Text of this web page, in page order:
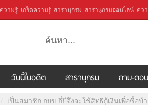
ความรู้ เกร็ดความรู้ สารานุกรม สารานุกรมออนไลน์ คว
วันนี้ในอดีต สารานุกรม ถาม-ตอบ
เป็นสมาชิก กบข กี่ปีจึงจะใช้สิทธิกู้เงินเพื่อซื้อบ้